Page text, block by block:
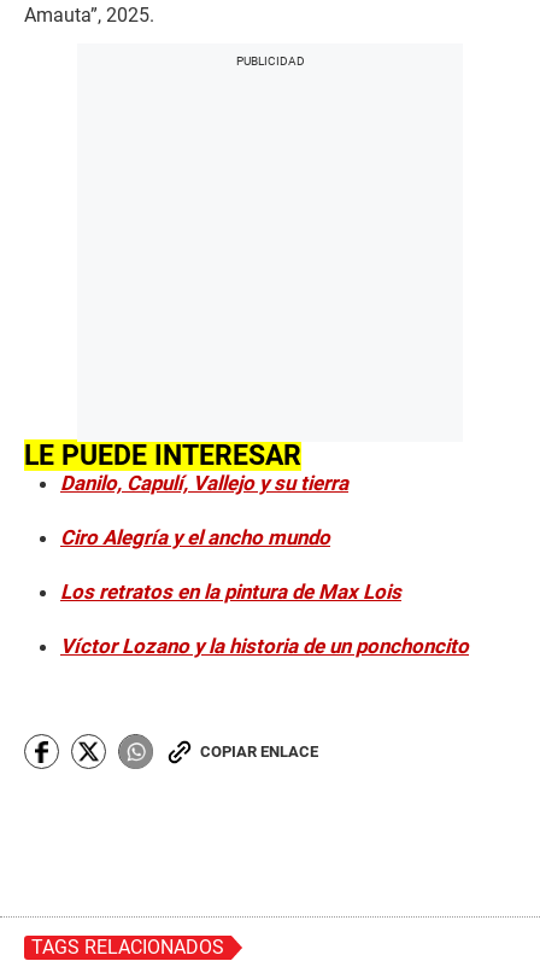
Amauta”, 2025.
LE PUEDE INTERESAR
Danilo, Capulí, Vallejo y su tierra
Ciro Alegría y el ancho mundo
Los retratos en la pintura de Max Lois
Víctor Lozano y la historia de un ponchoncito
COPIAR ENLACE
TAGS RELACIONADOS